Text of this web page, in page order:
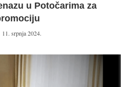
u Potočarima za
11. srpnja 2024.